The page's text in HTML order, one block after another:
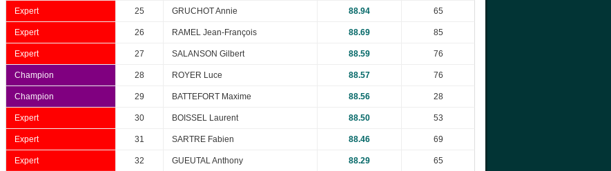
Expert 25 GRUCHOT Annie 88.94 65
Expert 26 RAMEL Jean-François 88.69 85
Expert 27 SALANSON Gilbert 88.59 76
Champion 28 ROYER Luce 88.57 76
Champion 29 BATTEFORT Maxime 88.56 28
Expert 30 BOISSEL Laurent 88.50 53
Expert 31 SARTRE Fabien 88.46 69
Expert 32 GUEUTAL Anthony 88.29 65